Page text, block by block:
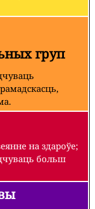
груп
на здароўе;
больш